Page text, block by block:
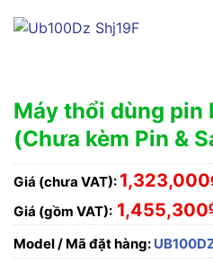
Máy thổi dùng pin
(Chưa kèm Pin &
Giá (chưa VAT): 1,323,000
Giá (gồm VAT): 1,455,300
Model / Mã đặt hàng: